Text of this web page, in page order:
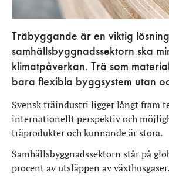
Träbyggande är en viktig
samhällsbyggnadssektorn ska
klimatpåverkan. Trä som
bara flexibla byggsystem utan
Svensk träindustri ligger långt fram
internationellt perspektiv och
träprodukter och kunnande är stora.
Samhällsbyggnadssektorn står på
procent av utsläppen av